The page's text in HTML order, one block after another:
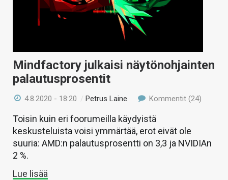
Mindfactory julkaisi näytönohjainten
palautusprosentit
4.8.2020 - 18:20 /Petrus Laine Kommentit (24)
Toisin kuin eri foorumeilla käydyistä
keskusteluista voisi ymmärtää, erot eivät ole
suuria: AMD:n palautusprosentti on 3,3 ja NVIDIAn
2 %.
Lue lisää